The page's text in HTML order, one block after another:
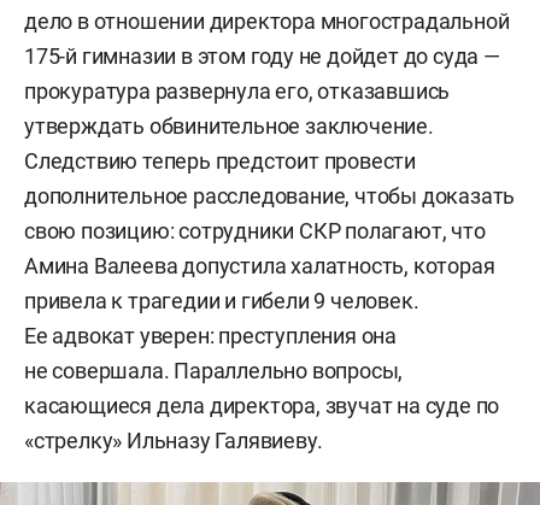
дело в отношении директора многострадальной
175-й гимназии в этом году не дойдет до суда —
прокуратура развернула его, отказавшись
утверждать обвинительное заключение.
Следствию теперь предстоит провести
дополнительное расследование, чтобы доказать
свою позицию: сотрудники СКР полагают, что
Амина Валеева допустила халатность, которая
привела к трагедии и гибели 9 человек.
Ее адвокат уверен: преступления она
не совершала. Параллельно вопросы,
касающиеся дела директора, звучат на суде по
«стрелку» Ильназу Галявиеву.